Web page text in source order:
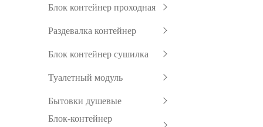
Блок контейнер проходная
Раздевалка контейнер
Блок контейнер сушилка
Туалетный модуль
Бытовки душевые
Блок-контейнер